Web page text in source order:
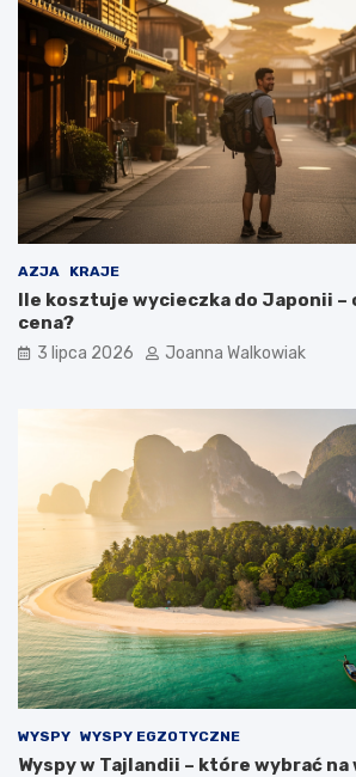
AZJA KRAJE
Ile kosztuje wycieczka do Japonii –
cena?
3 lipca 2026 Joanna Walkowiak
WYSPY WYSPY EGZOTYCZNE
Wyspy w Tajlandii – które wybrać na